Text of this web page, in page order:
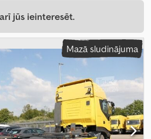
jūs ieinteresēt.
Mazā sludinājuma